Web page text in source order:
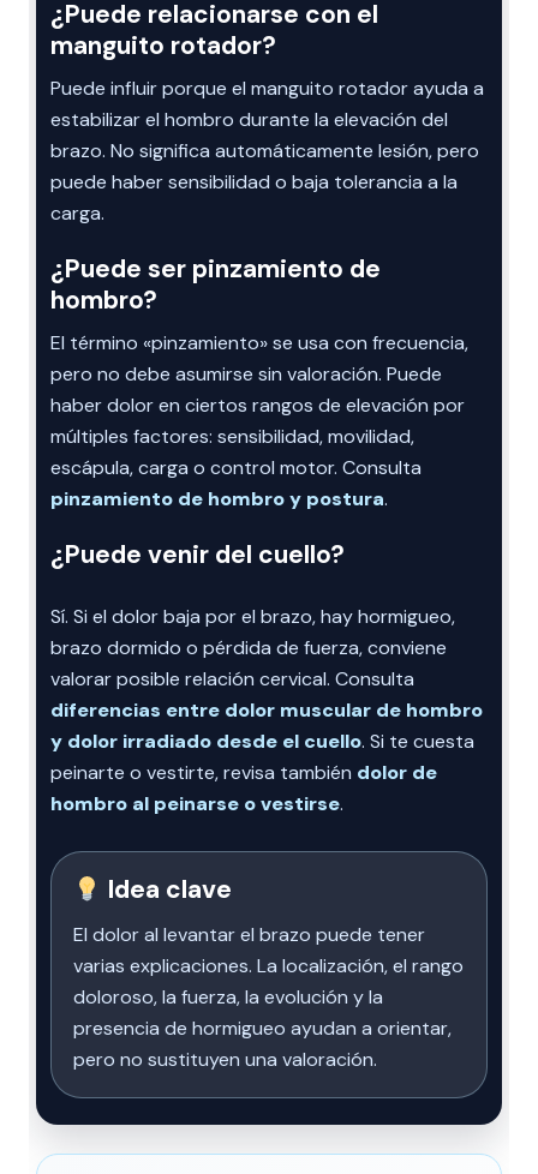
¿Puede relacionarse con el
manguito rotador?
Puede influir porque el manguito rotador ayuda a
estabilizar el hombro durante la elevación del
brazo. No significa automáticamente lesión, pero
puede haber sensibilidad o baja tolerancia a la
carga.
¿Puede ser pinzamiento de
hombro?
El término «pinzamiento» se usa con frecuencia,
pero no debe asumirse sin valoración. Puede
haber dolor en ciertos rangos de elevación por
múltiples factores: sensibilidad, movilidad,
escápula, carga o control motor. Consulta
pinzamiento de hombro y postura.
¿Puede venir del cuello?
Sí. Si el dolor baja por el brazo, hay hormigueo,
brazo dormido o pérdida de fuerza, conviene
valorar posible relación cervical. Consulta
diferencias entre dolor muscular de hombro
y dolor irradiado desde el cuello. Si te cuesta
peinarte o vestirte, revisa también dolor de
hombro al peinarse o vestirse.
Idea clave
El dolor al levantar el brazo puede tener
varias explicaciones. La localización, el rango
doloroso, la fuerza, la evolución y la
presencia de hormigueo ayudan a orientar,
pero no sustituyen una valoración.